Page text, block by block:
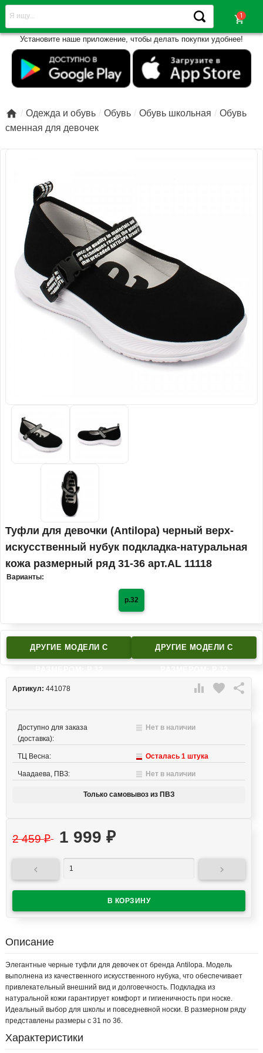
shopping_cart
Установите наше приложение, чтобы делать покупки удобнее!
 Одежда и обувь Обувь Обувь школьная
Обувь
сменная для девочек
Туфли для девочки (Antilopa) черный верх-
искусственный нубук подкладка-натуральная
кожа размерный ряд 31-36 арт.AL 11118
Варианты:
р.32
ДРУГИЕ МОДЕЛИ C ДРУГИЕ МОДЕЛИ C
 favorite 
Артикул: 441078
Доступно для заказа
(доставка):
Нет в наличии
ТЦ Весна: Осталась 1 штука
Чаадаева, ПВЗ: Нет в наличии
Только самовывоз из ПВЗ
2 459₽ 1 999 ₽
 
Описание
Элегантные черные туфли для девочек от бренда Antilopa. Модель
выполнена из качественного искусственного нубука, что обеспечивает
привлекательный внешний вид и долговечность. Подкладка из
натуральной кожи гарантирует комфорт и гигиеничность при носке.
Идеальный выбор для школы и повседневной носки. В размерном ряду
представлены размеры с 31 по 36.
Характеристики